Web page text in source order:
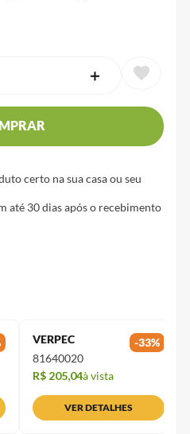
＋
certo na sua casa ou seu
até 30 dias após o recebimento
VERPEC -33%
81640020
R$ 205,04à vista
VER DETALHES